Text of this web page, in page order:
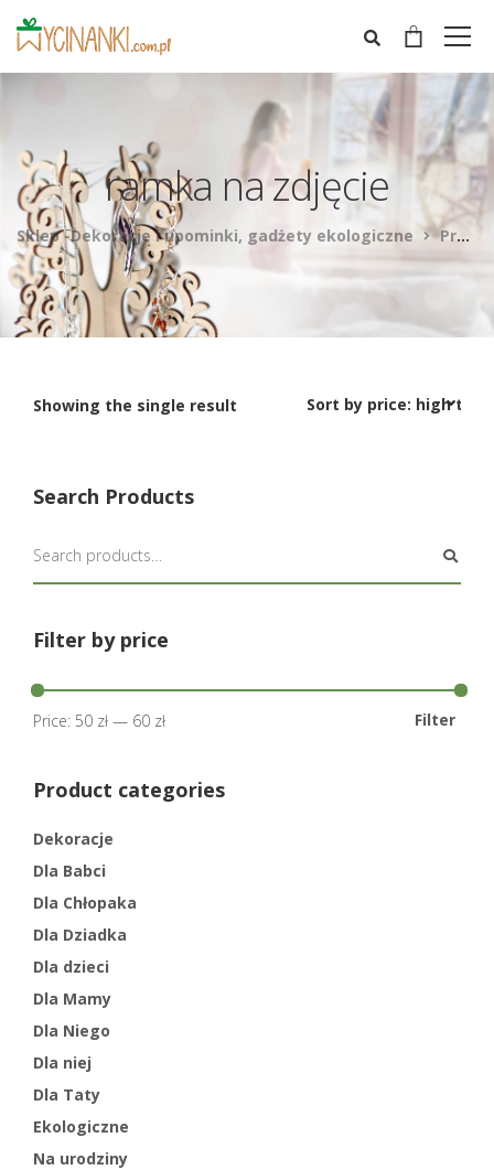
ramka na zdjęcie
Sklep -Dekoracje i upominki, gadżety ekologiczne Products
Showing the single result
Search Products
Filter by price
Filter
Price: 50 zł — 60 zł
Product categories
Dekoracje
Dla Babci
Dla Chłopaka
Dla Dziadka
Dla dzieci
Dla Mamy
Dla Niego
Dla niej
Dla Taty
Ekologiczne
Na urodziny